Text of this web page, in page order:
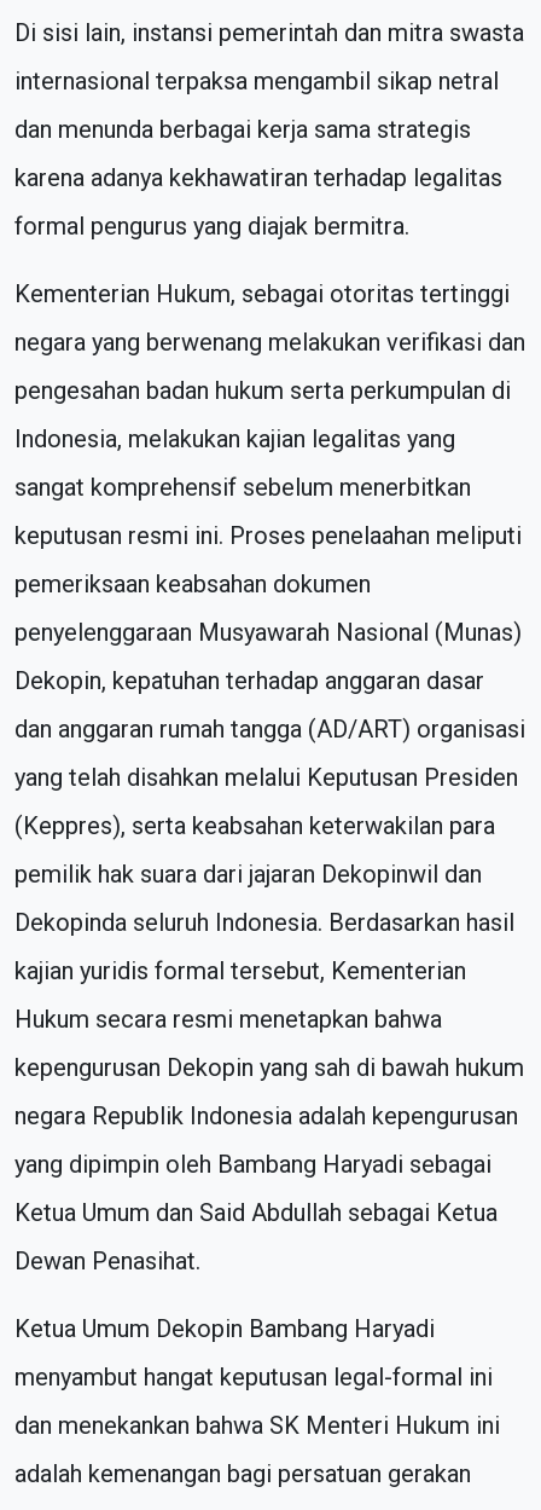
Di sisi lain, instansi pemerintah dan mitra swasta
internasional terpaksa mengambil sikap netral
dan menunda berbagai kerja sama strategis
karena adanya kekhawatiran terhadap legalitas
formal pengurus yang diajak bermitra.
Kementerian Hukum, sebagai otoritas tertinggi
negara yang berwenang melakukan verifikasi dan
pengesahan badan hukum serta perkumpulan di
Indonesia, melakukan kajian legalitas yang
sangat komprehensif sebelum menerbitkan
keputusan resmi ini. Proses penelaahan meliputi
pemeriksaan keabsahan dokumen
penyelenggaraan Musyawarah Nasional (Munas)
Dekopin, kepatuhan terhadap anggaran dasar
dan anggaran rumah tangga (AD/ART) organisasi
yang telah disahkan melalui Keputusan Presiden
(Keppres), serta keabsahan keterwakilan para
pemilik hak suara dari jajaran Dekopinwil dan
Dekopinda seluruh Indonesia. Berdasarkan hasil
kajian yuridis formal tersebut, Kementerian
Hukum secara resmi menetapkan bahwa
kepengurusan Dekopin yang sah di bawah hukum
negara Republik Indonesia adalah kepengurusan
yang dipimpin oleh Bambang Haryadi sebagai
Ketua Umum dan Said Abdullah sebagai Ketua
Dewan Penasihat.
Ketua Umum Dekopin Bambang Haryadi
menyambut hangat keputusan legal-formal ini
dan menekankan bahwa SK Menteri Hukum ini
adalah kemenangan bagi persatuan gerakan